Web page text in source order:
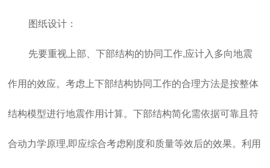
图纸设计：
先要重视上部、下部结构的协同工作,应计入多向地震
作用的效应。考虑上下部结构协同工作的合理方法是按整体
结构模型进行地震作用计算。下部结构简化需依据可靠且符
合动力学原理,即应综合考虑刚度和质量等效后的效果。利用